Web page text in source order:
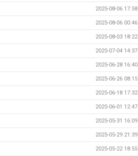
2025-08-06 17:58
2025-08-06 00:46
2025-08-03 18:22
2025-07-04 14:37
2025-06-28 16:40
2025-06-26 08:15
2025-06-18 17:32
2025-06-01 12:47
2025-05-31 16:09
2025-05-29 21:39
2025-05-22 18:55